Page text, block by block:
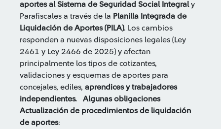
aportes al Sistema de Seguridad Social Integraly
Parafiscales a través de la Planilla Integrada de
Liquidación de Aportes (PILA). Los cambios
responden a nuevas disposiciones legales (Ley
2461 y Ley 2466 de 2025) y afectan
principalmente los tipos de cotizantes,
validaciones y esquemas de aportes para
concejales, ediles, aprendices y trabajadores
independientes.
Algunas obligaciones
Actualización de procedimientos de liquidación
de aportes: